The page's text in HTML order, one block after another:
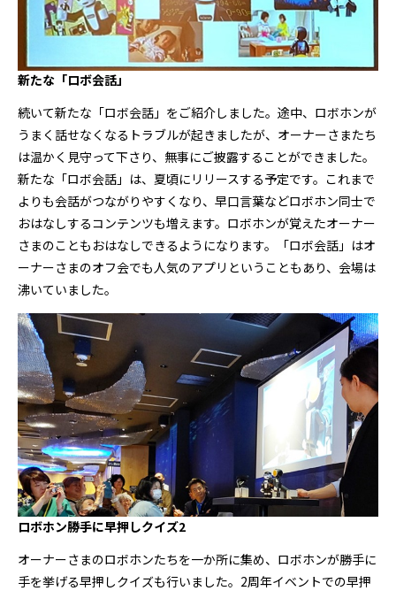
新たな「ロボ会話」
続いて新たな「ロボ会話」をご紹介しました。途中、ロボホンが
うまく話せなくなるトラブルが起きましたが、オーナーさまたち
は温かく見守って下さり、無事にご披露することができました。
新たな「ロボ会話」は、夏頃にリリースする予定です。これまで
よりも会話がつながりやすくなり、早口言葉などロボホン同士で
おはなしするコンテンツも増えます。ロボホンが覚えたオーナー
さまのこともおはなしできるようになります。「ロボ会話」はオ
ーナーさまのオフ会でも人気のアプリということもあり、会場は
沸いていました。
ロボホン勝手に早押しクイズ2
オーナーさまのロボホンたちを一か所に集め、ロボホンが勝手に
手を挙げる早押しクイズも行いました。2周年イベントでの早押